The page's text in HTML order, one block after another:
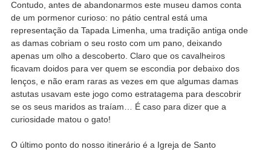
Contudo, antes de abandonarmos este museu damos conta
de um pormenor curioso: no pátio central está uma
representação da Tapada Limenha, uma tradição antiga onde
as damas cobriam o seu rosto com um pano, deixando
apenas um olho a descoberto. Claro que os cavalheiros
ficavam doidos para ver quem se escondia por debaixo dos
lenços, e não eram raras as vezes em que algumas damas
astutas usavam este jogo como estratagema para descobrir
se os seus maridos as traíam… É caso para dizer que a
curiosidade matou o gato!
O último ponto do nosso itinerário é a Igreja de Santo